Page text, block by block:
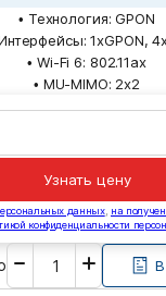
• Технология: GPON
1xGPON,
• Wi-Fi 6: 802.11ax
• MU-MIMO: 2x2
Узнать цену
данных, на
конфиденциальности
Введите
необходимое
количество